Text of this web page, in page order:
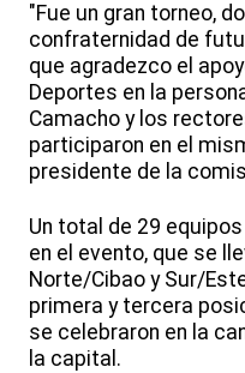
"Fue un gran torneo,
confraternidad de
que agradezco el
Deportes en la
Camacho y los
participaron en el
presidente de la
Un total de 29
en el evento, que se
Norte/Cibao y Sur/
primera y tercera
se celebraron en la
la capital.